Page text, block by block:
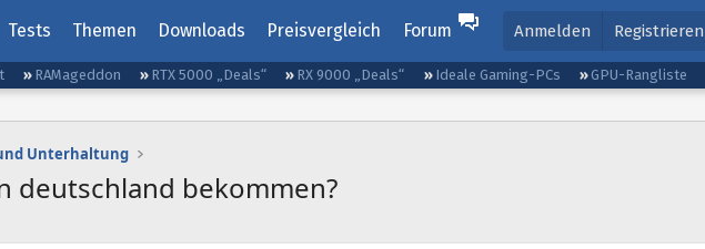
Tests Themen Downloads Preisvergleich Forum Anmelden Registrieren
RAMageddon RTX 5000 „Deals“ RX 9000 „Deals“ Ideale Gaming-PCs GPU-Rangliste
Unterhaltung
deutschland bekommen?